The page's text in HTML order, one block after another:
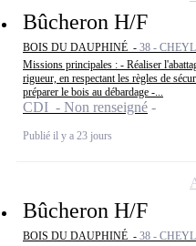
Bûcheron H/F
BOIS DU DAUPHINÉ - 38 -
Missions principales : - Réaliser
rigueur, en respectant les règles de
préparer le bois au débardage -...
CDI - Non renseigné
Publié il y a 23 jours
Bûcheron H/F
BOIS DU DAUPHINÉ - 38 -